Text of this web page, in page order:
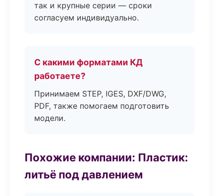
так и крупные серии — сроки
согласуем индивидуально.
С какими форматами КД
работаете?
Принимаем STEP, IGES, DXF/DWG,
PDF, также помогаем подготовить
модели.
Похожие компании: Пластик:
литьё под давлением